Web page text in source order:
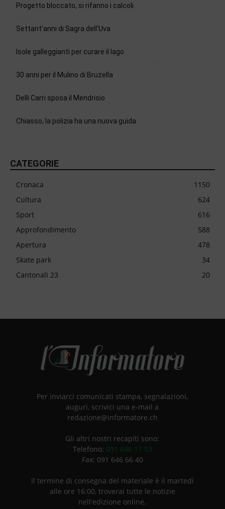
Progetto bloccato, si rifanno i calcoli
Settant’anni di Sagra dell’Uva
Isole galleggianti per curare il lago
30 anni per il Mulino di Bruzella
Delli Carri sposa il Mendrisio
Chiasso, la polizia ha una nuova guida
CATEGORIE
Cronaca
1150
Cultura
624
Sport
616
Approfondimento
588
Apertura
478
Skate park
34
Cantonali 23
20
Per inviarci comunicati stampa, segnalazioni,
auguri, scrivici una e-mail a
redazione@informatore.ch
Gli altri nostri recapiti sono:
Telefono: 091 646 11 53
Fax: 091 646 66 40
Il termine di consegna del materiale è il martedì
alle ore 16:00, troverai tutte le notizie
nell'edizione online.